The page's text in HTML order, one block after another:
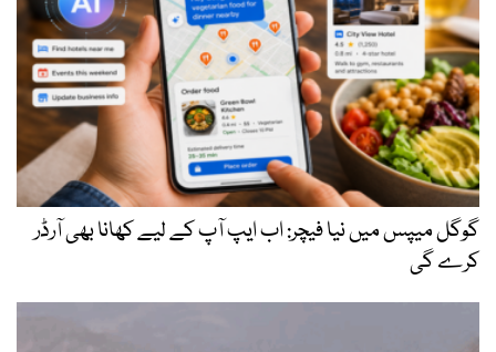
گوگل میپس میں نیا فیچر: اب ایپ آپ کے لیے کھانا بھی آرڈر
کرے گی